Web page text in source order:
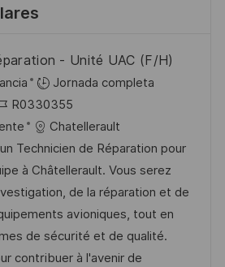
- Unité UAC (F/H)
Jornada completa
R0330355
Chatellerault
Technicien de Réparation pour
à Châtellerault. Vous serez
de la réparation et de
avioniques, tout en
de sécurité et de qualité.
contribuer à l'avenir de